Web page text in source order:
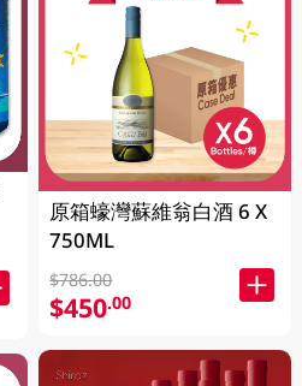
原箱蠔灣蘇維翁白酒 6 X
750ML
$786.00
$450.00